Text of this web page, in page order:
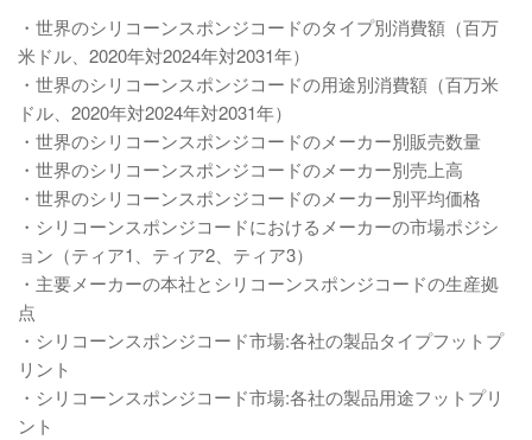
・世界のシリコーンスポンジコードのタイプ別消費額（百万
米ドル、2020年対2024年対2031年）
・世界のシリコーンスポンジコードの用途別消費額（百万米
ドル、2020年対2024年対2031年）
・世界のシリコーンスポンジコードのメーカー別販売数量
・世界のシリコーンスポンジコードのメーカー別売上高
・世界のシリコーンスポンジコードのメーカー別平均価格
・シリコーンスポンジコードにおけるメーカーの市場ポジシ
ョン（ティア1、ティア2、ティア3）
・主要メーカーの本社とシリコーンスポンジコードの生産拠
点
・シリコーンスポンジコード市場:各社の製品タイプフットプ
リント
・シリコーンスポンジコード市場:各社の製品用途フットプリ
ント